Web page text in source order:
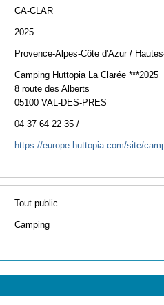
CA-CLAR
2025
Provence-Alpes-Côte d'Azur /
Camping Huttopia La Clarée ***2025
8 route des Alberts
05100 VAL-DES-PRES
04 37 64 22 35 /
https://europe.huttopia.com/site/
Tout public
Camping